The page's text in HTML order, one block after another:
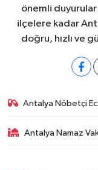
önemli
ilçelere kadar
doğru, hızlı ve
Antalya Nöbetçi
Antalya Namaz